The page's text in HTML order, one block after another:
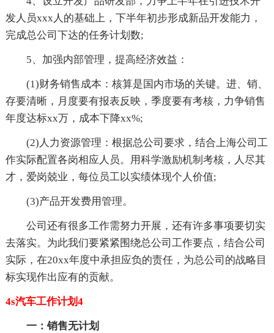
发人员xxx人的基础上，下半年初步形成新品开发能力，
完成总公司下达的任务计划数;
5、加强内部管理，提高经济效益：
(1)财务销售成本：核算是国内市场的关键。进、销、
存要清晰，月度要有报表反映，季度要有考核，力争销售
年度达标xx万，成本下降xx%;
(2)人力资源管理：根据总公司要求，结合上海公司工
作实际配置各岗相应人员。用科学激励机制考核，人尽其
才，爱岗兢业，每位员工以实绩体现个人价值;
(3)产品开发费用管理。
公司还有很多工作需努力开展，还有许多事项要切实
去落实。为此我们要紧紧围绕总公司工作要点，结合公司
实际，在20xx年度中承担应负的责任，为总公司的战略目
标实现作出应有的贡献。
4s汽车工作计划4
一：销售无计划